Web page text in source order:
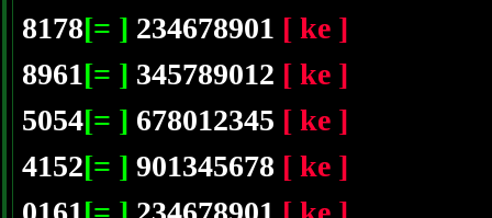
8178[= ] 234678901 [ ke ]
8961[= ] 345789012 [ ke ]
5054[= ] 678012345 [ ke ]
4152[= ] 901345678 [ ke ]